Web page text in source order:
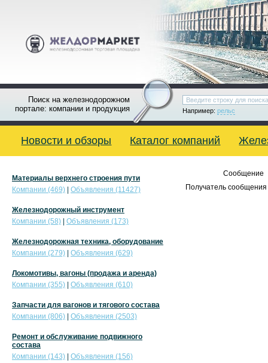
Поиск на железнодорожном
портале: компании и продукция
Например: рельс
Новости и обзоры Каталог компаний
Сообщение
Получатель сообщения
Материалы верхнего строения пути
Компании (469)
Объявления (11427)
Железнодорожный инструмент
Компании (58)
Объявления (173)
Железнодорожная техника, оборудование
Компании (279)
Объявления (629)
Локомотивы, вагоны (продажа и аренда)
Компании (355)
Объявления (610)
Запчасти для вагонов и тягового состава
Компании (806)
Объявления (2503)
Ремонт и обслуживание подвижного
состава
Компании (143)
Объявления (156)